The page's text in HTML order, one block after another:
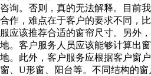
咨询。否则，真的无法解释。目前
合作，难点在于客户的要求不同，
服应该推荐合适的窗帘尺寸。另外
地。客户服务人员应该能够计算出
地。此外，客户服务应根据客户窗
窗、U形窗、阳台等。不同结构的